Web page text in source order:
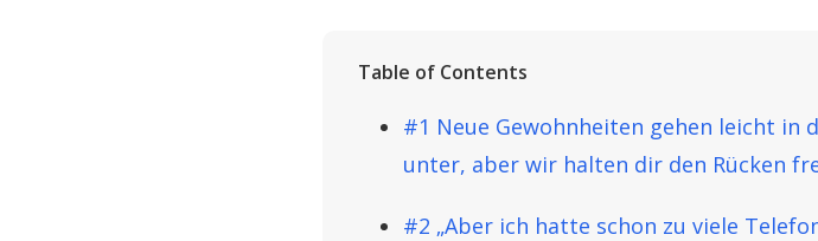
Table of Contents
#1 Neue Gewohnheiten gehen leicht in
unter, aber wir halten dir den Rücken
#2 „Aber ich hatte schon zu viele